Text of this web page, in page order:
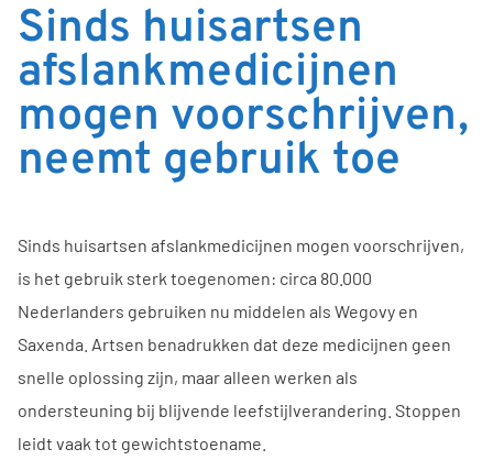
Sinds huisartsen
afslankmedicijnen
mogen voorschrijven,
neemt gebruik toe
Sinds huisartsen afslankmedicijnen mogen voorschrijven,
is het gebruik sterk toegenomen: circa 80.000
Nederlanders gebruiken nu middelen als Wegovy en
Saxenda. Artsen benadrukken dat deze medicijnen geen
snelle oplossing zijn, maar alleen werken als
ondersteuning bij blijvende leefstijlverandering. Stoppen
leidt vaak tot gewichtstoename.